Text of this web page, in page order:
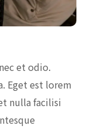
et odio.
Eget est lorem
nulla facilisi